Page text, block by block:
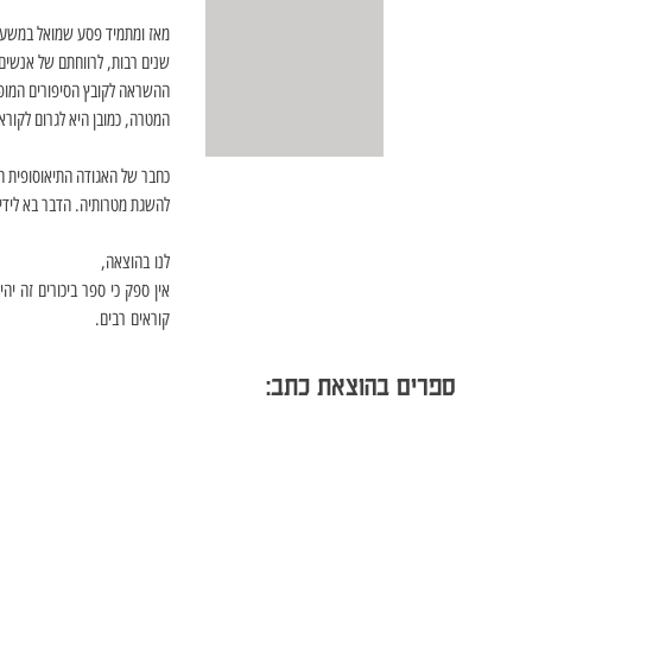
מאז ומתמיד פסע שמואל
שנים רבות, לרווחתם של אנשים
ההשראה לקובץ הסיפורים
המטרה, כמובן היא לגרום
כחבר של האגודה
להשגת מטרותיה. הדבר בא לידי
לנו בהוצאה,
אין ספק כי ספר ביכורים זה
קוראים רבים.
ספרים בהוצאת כתב: